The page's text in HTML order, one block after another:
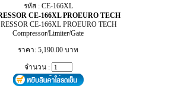
รหัส : CE-166XL
CE-166XL PROEURO TECH
CE-166XL PROEURO TECH
Compressor/Limiter/Gate
ราคา: 5,190.00 บาท
จำนวน :